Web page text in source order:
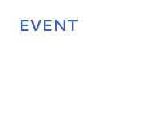
EVENT